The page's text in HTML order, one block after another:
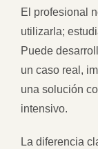
El profesional
utilizarla;
Puede
un caso real,
una solución
intensivo.
La diferencia